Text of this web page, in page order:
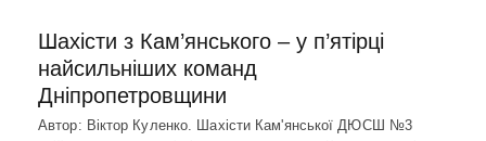
Шахісти з Кам’янського – у п’ятірці
найсильніших команд
Дніпропетровщини
Автор: Віктор Куленко. Шахісти Кам'янської ДЮСШ №3